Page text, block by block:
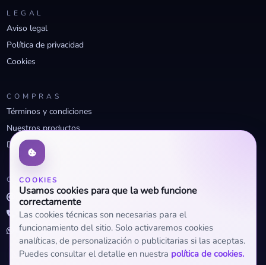
COOKIES
Usamos cookies para que la web funcione
correctamente
Las cookies técnicas son necesarias para el
funcionamiento del sitio. Solo activaremos cookies
analíticas, de personalización o publicitarias si las aceptas.
Puedes consultar el detalle en nuestra política de cookies.
LEGAL
Aviso legal
Política de privacidad
Cookies
COMPRAS
Términos y condiciones
Nuestros productos
Descuentos profesionales
CONTACTO
info@openclima.com
919 32 73 23
+34 623 56 04 93 (WhatsApp)